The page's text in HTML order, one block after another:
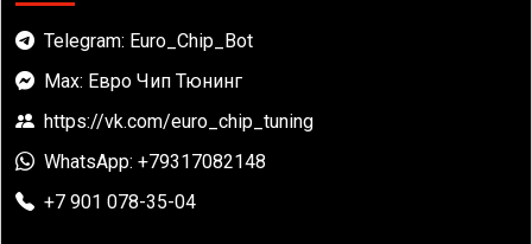
Telegram: Euro_Chip_Bot
Max: Евро Чип Тюнинг
https://vk.com/euro_chip_tuning
WhatsApp: +79317082148
+7 901 078-35-04